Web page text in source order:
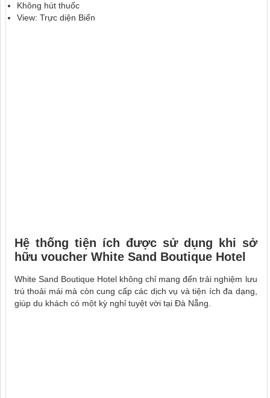
Không hút thuốc
View: Trực diện Biển
Hệ thống tiện ích được sử dụng khi sở
hữu voucher White Sand Boutique Hotel
White Sand Boutique Hotel không chỉ mang đến trải nghiệm lưu
trú thoải mái mà còn cung cấp các dịch vụ và tiện ích đa dạng,
giúp du khách có một kỳ nghỉ tuyệt vời tại Đà Nẵng.